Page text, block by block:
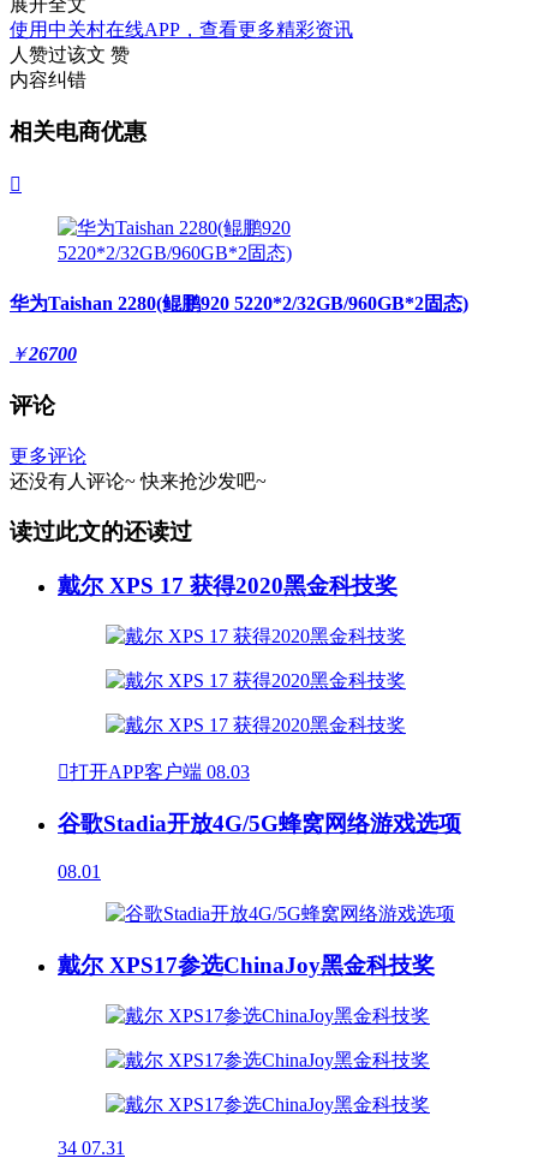
展开全文
使用中关村在线APP，查看更多精彩资讯
人赞过该文 赞
内容纠错
相关电商优惠

华为Taishan 2280(鲲鹏920 5220*2/32GB/960GB*2固态)
￥26700
评论
更多评论
还没有人评论~ 快来抢沙发吧~
读过此文的还读过
戴尔 XPS 17 获得2020黑金科技奖
打开APP客户端 08.03
谷歌Stadia开放4G/5G蜂窝网络游戏选项
08.01
戴尔 XPS17参选ChinaJoy黑金科技奖
34 07.31